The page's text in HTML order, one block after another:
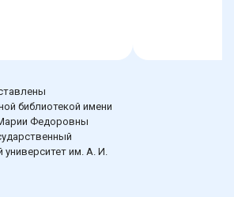
библиотекой имени
Федоровны
университет им. А. И.